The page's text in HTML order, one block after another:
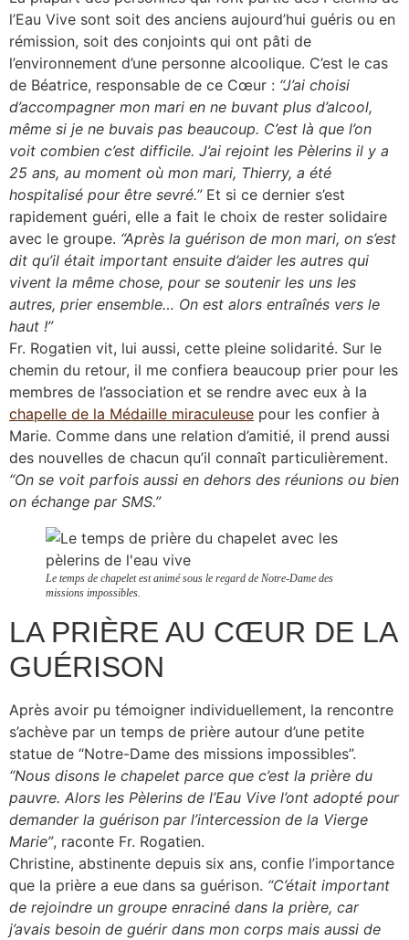
l’Eau Vive sont soit des anciens aujourd’hui guéris ou en
rémission, soit des conjoints qui ont pâti de
l’environnement d’une personne alcoolique. C’est le cas
de Béatrice, responsable de ce Cœur : “J’ai choisi
d’accompagner mon mari en ne buvant plus d’alcool,
même si je ne buvais pas beaucoup. C’est là que l’on
voit combien c’est difficile. J’ai rejoint les Pèlerins il y a
25 ans, au moment où mon mari, Thierry, a été
hospitalisé pour être sevré.”Et si ce dernier s’est
rapidement guéri, elle a fait le choix de rester solidaire
avec le groupe. “Après la guérison de mon mari, on s’est
dit qu’il était important ensuite d’aider les autres qui
vivent la même chose, pour se soutenir les uns les
autres, prier ensemble… On est alors entraînés vers le
haut !”
Fr. Rogatien vit, lui aussi, cette pleine solidarité. Sur le
chemin du retour, il me confiera beaucoup prier pour les
membres de l’association et se rendre avec eux à la
chapelle de la Médaille miraculeuse pour les confier à
Marie. Comme dans une relation d’amitié, il prend aussi
des nouvelles de chacun qu’il connaît particulièrement.
“On se voit parfois aussi en dehors des réunions ou bien
on échange par SMS.”
Le temps de chapelet est animé sous le regard de Notre-Dame des
missions impossibles.
LA PRIÈRE AU CŒUR DE LA
GUÉRISON
Après avoir pu témoigner individuellement, la rencontre
s’achève par un temps de prière autour d’une petite
statue de “Notre-Dame des missions impossibles”.
“Nous disons le chapelet parce que c’est la prière du
pauvre. Alors les Pèlerins de l’Eau Vive l’ont adopté pour
demander la guérison par l’intercession de la Vierge
Marie”, raconte Fr. Rogatien.
Christine, abstinente depuis six ans, confie l’importance
que la prière a eue dans sa guérison. “C’était important
de rejoindre un groupe enraciné dans la prière, car
j’avais besoin de guérir dans mon corps mais aussi de